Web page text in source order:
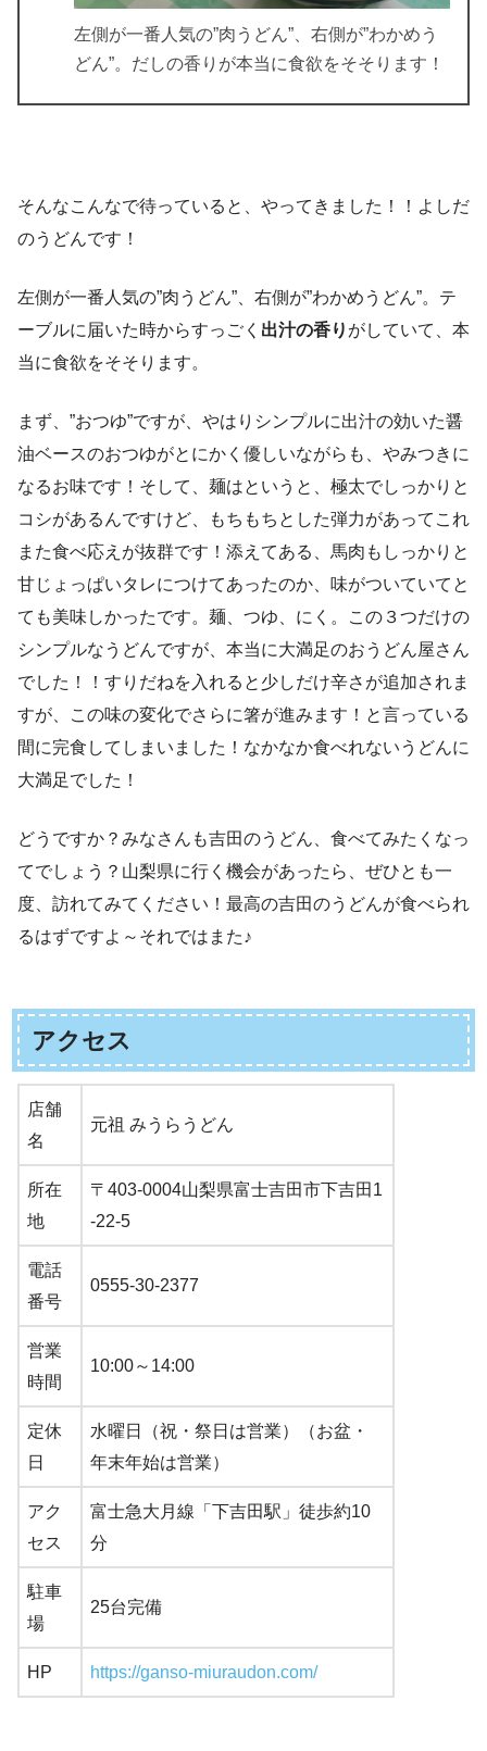
左側が一番人気の”肉うどん”、右側が”わかめう
どん”。だしの香りが本当に食欲をそそります！
そんなこんなで待っていると、やってきました！！よしだ
のうどんです！
左側が一番人気の”肉うどん”、右側が”わかめうどん”。テ
ーブルに届いた時からすっごく 出汁の香り がしていて、本
当に食欲をそそります。
まず、”おつゆ”ですが、やはりシンプルに出汁の効いた醤
油ベースのおつゆがとにかく優しいながらも、やみつきに
なるお味です！そして、麺はというと、極太でしっかりと
コシがあるんですけど、もちもちとした弾力があってこれ
また食べ応えが抜群です！添えてある、馬肉もしっかりと
甘じょっぱいタレにつけてあったのか、味がついていてと
ても美味しかったです。麺、つゆ、にく。この３つだけの
シンプルなうどんですが、本当に大満足のおうどん屋さん
でした！！すりだねを入れると少しだけ辛さが追加されま
すが、この味の変化でさらに箸が進みます！と言っている
間に完食してしまいました！なかなか食べれないうどんに
大満足でした！
どうですか？みなさんも吉田のうどん、食べてみたくなっ
てでしょう？山梨県に行く機会があったら、ぜひとも一
度、訪れてみてください！最高の吉田のうどんが食べられ
るはずですよ～それではまた♪
アクセス
店舗
名
元祖 みうらうどん
所在
地
〒403-0004山梨県富士吉田市下吉田1
-22-5
電話
番号
0555-30-2377
営業
時間
10:00～14:00
定休
日
水曜日（祝・祭日は営業）（お盆・
年末年始は営業）
アク
セス
富士急大月線「下吉田駅」徒歩約10
分
駐車
場
25台完備
HP https://ganso-miuraudon.com/